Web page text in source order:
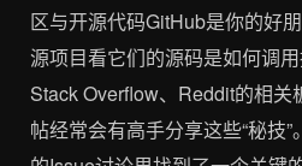
区与开源代码GitHub是你的好
源项目看它们的源码是如何调
Stack Overflow、Reddit的相关
帖经常会有高手分享这些“秘技